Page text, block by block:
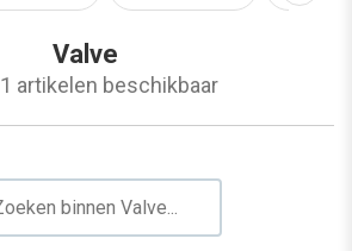
Valve
1 artikelen beschikbaar